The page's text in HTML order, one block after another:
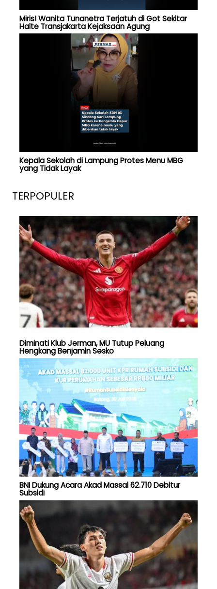
Miris! Wanita Tunanetra Terjatuh di Got Sekitar
Halte Transjakarta Kejaksaan Agung
Kepala Sekolah di Lampung Protes Menu MBG
yang Tidak Layak
TERPOPULER
Diminati Klub Jerman, MU Tutup Peluang
Hengkang Benjamin Sesko
BNI Dukung Acara Akad Massal 62.710 Debitur
Subsidi